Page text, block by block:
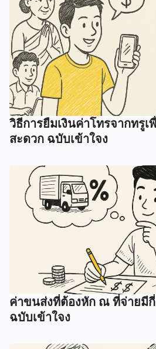
วิธีการยืมเงินค่าโทรจากทรูเ
สะดวก ฉบับเข้าใจง
ค่าขนส่งที่ต้องหัก ณ ที่จ่ายมีกี่
ฉบับเข้าใจง